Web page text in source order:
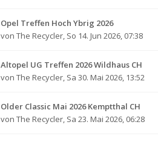
Opel Treffen Hoch Ybrig 2026
von The Recycler, So 14. Jun 2026, 07:38
Altopel UG Treffen 2026 Wildhaus CH
von The Recycler, Sa 30. Mai 2026, 13:52
Older Classic Mai 2026 Kemptthal CH
von The Recycler, Sa 23. Mai 2026, 06:28